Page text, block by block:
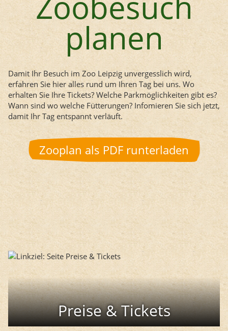
planen
Damit Ihr Besuch im Zoo Leipzig unvergesslich wird,
erfahren Sie hier alles rund um Ihren Tag bei uns. Wo
erhalten Sie Ihre Tickets? Welche Parkmöglichkeiten gibt es?
Wann sind wo welche Fütterungen? Infomieren Sie sich jetzt,
damit Ihr Tag entspannt verläuft.
Zooplan als PDF runterladen
Preise & Tickets